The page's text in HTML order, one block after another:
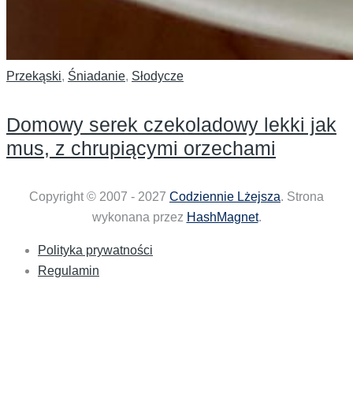
Przekąski, Śniadanie, Słodycze
Domowy serek czekoladowy lekki jak
mus, z chrupiącymi orzechami
Copyright © 2007 - 2027 Codziennie Lżejsza. Strona
wykonana przez HashMagnet.
Polityka prywatności
Regulamin